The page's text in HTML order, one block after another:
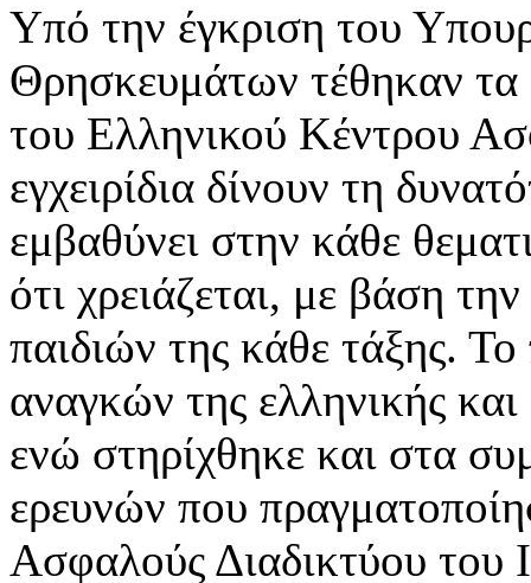
Υπό την έγκριση του
Θρησκευμάτων τέθηκαν τα
του Ελληνικού Κέντρου
εγχειρίδια δίνουν τη
εμβαθύνει στην κάθε
ότι χρειάζεται, με βάση
παιδιών της κάθε τάξης.
αναγκών της ελληνικής
ενώ στηρίχθηκε και στα
ερευνών που
Ασφαλούς Διαδικτύου του